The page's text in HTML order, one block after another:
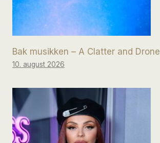
Bak musikken – A Clatter and Drone
10. august 2026